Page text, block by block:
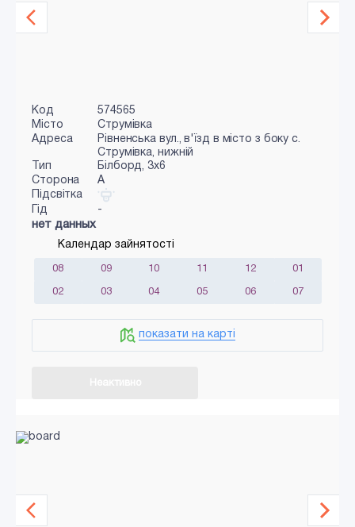
Код
574565
Місто
Струмівка
Адреса
Рівненська вул., в'їзд в місто з боку с.
Струмівка, нижній
Тип
Білборд, 3x6
Сторона
A
Підсвітка
Гід
-
нет данных
Календар зайнятості
08 09 10 11 12 01
02 03 04 05 06 07
показати на карті